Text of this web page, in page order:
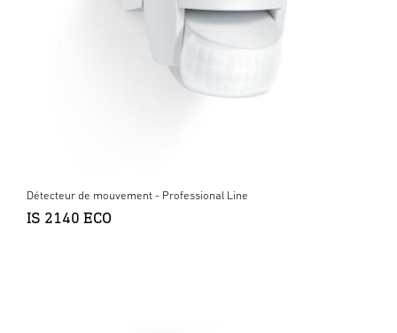
Détecteur de mouvement - Professional Line
IS 2140 ECO